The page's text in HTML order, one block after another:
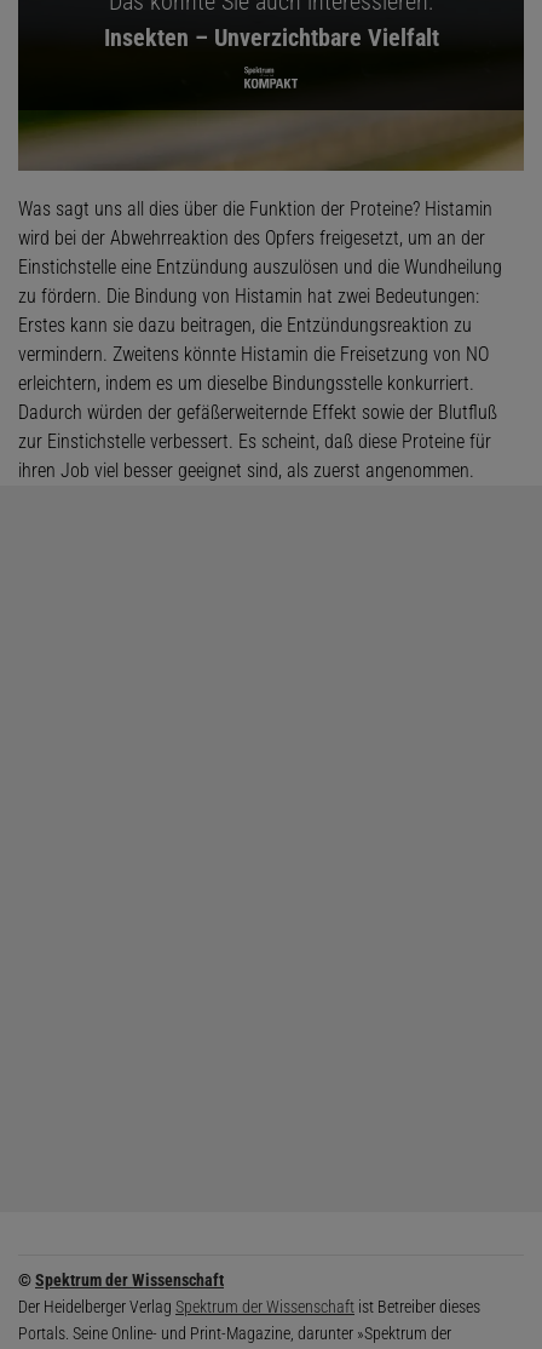
Insekten – Unverzichtbare Vielfalt
Was sagt uns all dies über die Funktion der Proteine? Histamin
wird bei der Abwehrreaktion des Opfers freigesetzt, um an der
Einstichstelle eine Entzündung auszulösen und die Wundheilung
zu fördern. Die Bindung von Histamin hat zwei Bedeutungen:
Erstes kann sie dazu beitragen, die Entzündungsreaktion zu
vermindern. Zweitens könnte Histamin die Freisetzung von NO
erleichtern, indem es um dieselbe Bindungsstelle konkurriert.
Dadurch würden der gefäßerweiternde Effekt sowie der Blutfluß
zur Einstichstelle verbessert. Es scheint, daß diese Proteine für
ihren Job viel besser geeignet sind, als zuerst angenommen.
©Spektrum der Wissenschaft
Der Heidelberger Verlag Spektrum der Wissenschaft ist Betreiber dieses
Portals. Seine Online- und Print-Magazine, darunter »Spektrum der